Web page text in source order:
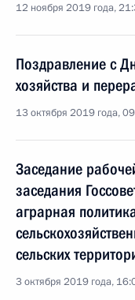
12 ноября 2019 года,
Поздравление с
хозяйства и
13 октября 2019 года,
Заседание
заседания
аграрная
сельских
3 октября 2019 года,